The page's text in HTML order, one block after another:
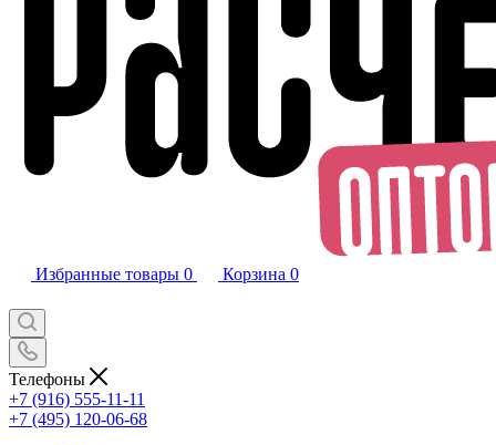
Избранные товары 0 Корзина 0
Телефоны
+7 (916) 555-11-11
+7 (495) 120-06-68